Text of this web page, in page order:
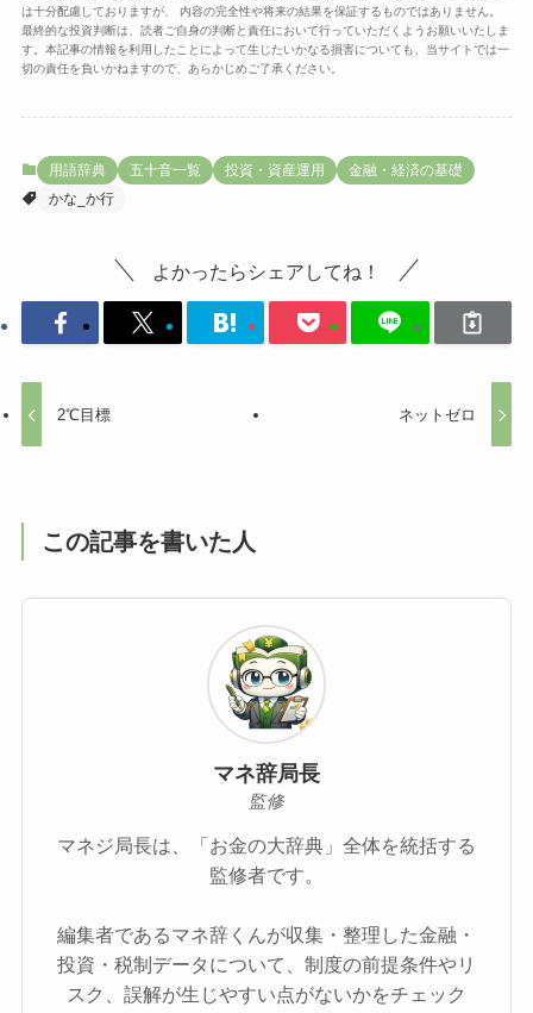
は十分配慮しておりますが、 内容の完全性や将来の結果を保証するものではありません。
最終的な投資判断は、読者ご自身の判断と責任において行っていただくようお願いいたしま
す。本記事の情報を利用したことによって生じたいかなる損害についても、当サイトでは一
切の責任を負いかねますので、あらかじめご了承ください。
用語辞典 五十音一覧 投資・資産運用
金融・経済の基礎
かな_か行
よかったらシェアしてね！
2℃目標 ネットゼロ
この記事を書いた人
マネ辞局長
監修
マネジ局長は、「お金の大辞典」全体を統括する
監修者です。
編集者であるマネ辞くんが収集・整理した金融・
投資・税制データについて、制度の前提条件やリ
スク、誤解が生じやすい点がないかをチェック